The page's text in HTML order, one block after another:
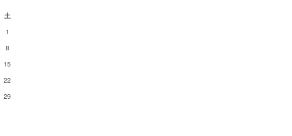
土
1
8
15
22
29